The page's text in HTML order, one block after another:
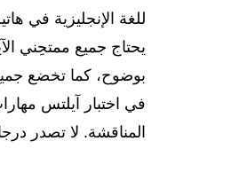
للغة الإنجليزية في
يحتاج جميع ممتحِني
بوضوح، كما تخضع
في اختبار آيلتس
المناقشة. لا تصدر